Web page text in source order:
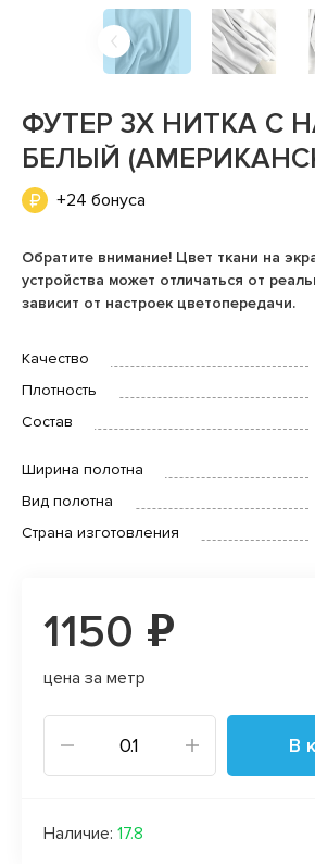
ФУТЕР 3Х НИТКА С
БЕЛЫЙ
+24 бонуса
Обратите внимание! Цвет ткани на
устройства может отличаться от
зависит от настроек цветопередачи.
Качество
Плотность
Состав
Ширина полотна
Вид полотна
Страна изготовления
1150 ₽
цена за метр
В
Наличие: 17.8